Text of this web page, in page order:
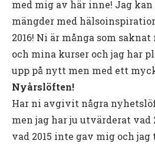
med mig av här inne! Jag
mängder med
2016! Ni är många som
och mina kurser och jag har
upp på nytt men med ett
Nyårslöften!
Har ni avgivit några
men jag har ju utvärderat vad
vad 2015 inte gav mig och